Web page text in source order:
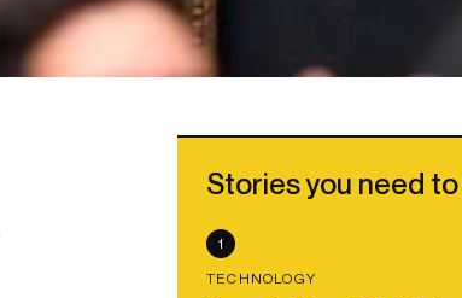
Stories you need
1
TECHNOLOGY